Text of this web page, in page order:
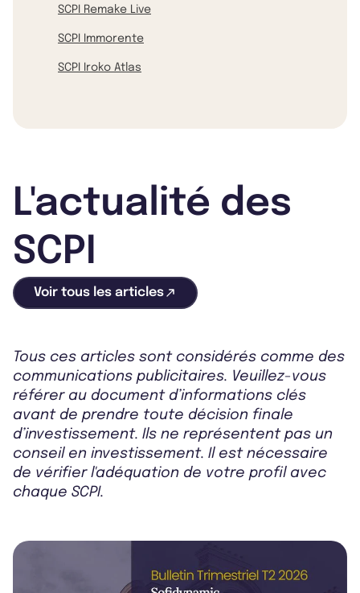
SCPI Remake Live
SCPI Immorente
SCPI Iroko Atlas
L'actualité des
SCPI
Voir tous les articles
Tous ces articles sont considérés comme des
communications publicitaires. Veuillez-vous
référer au document d’informations clés
avant de prendre toute décision finale
d’investissement. Ils ne représentent pas un
conseil en investissement. Il est nécessaire
de vérifier l'adéquation de votre profil avec
chaque SCPI.